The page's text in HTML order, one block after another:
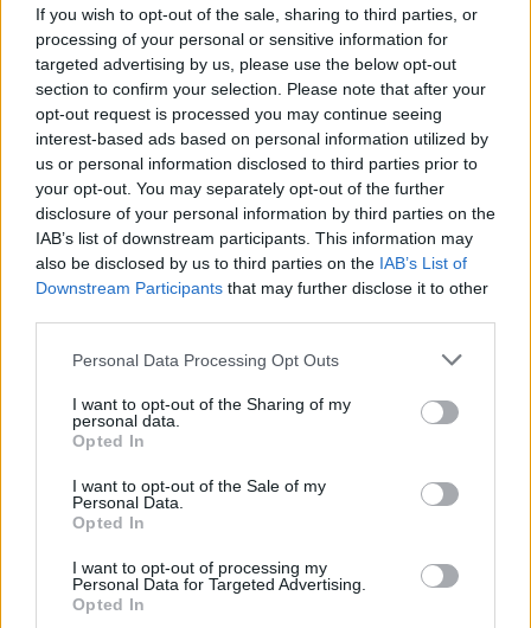
If you wish to opt-out of the sale, sharing to third parties, or
processing of your personal or sensitive information for
targeted advertising by us, please use the below opt-out
section to confirm your selection. Please note that after your
opt-out request is processed you may continue seeing
interest-based ads based on personal information utilized by
us or personal information disclosed to third parties prior to
your opt-out. You may separately opt-out of the further
disclosure of your personal information by third parties on the
IAB’s list of downstream participants. This information may
also be disclosed by us to third parties on the IAB’s List of
Downstream Participants that may further disclose it to other
Please note that this website/app uses one or more Google
not limited to your visit or usage behaviour. You may click to
grant or deny consent to Google and its third-party tags to
use your data for below specified purposes in below Google
consent section.
Personal Data Processing Opt Outs
I want to opt-out of the Sharing of my
personal data.
Opted In
I want to opt-out of the Sale of my
Personal Data.
Opted In
I want to opt-out of processing my
Personal Data for Targeted Advertising.
Opted In
Meccs Center
Paris Saint-Germainvs